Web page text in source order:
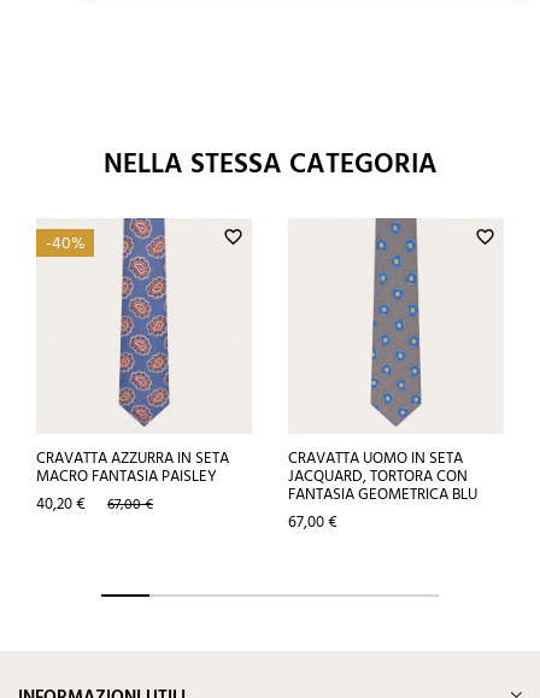
NELLA STESSA CATEGORIA
favorite_border
-40%
CRAVATTA AZZURRA IN SETA
MACRO FANTASIA PAISLEY
Prezzo
40,20 € Prezzo
67,00 €
favorite_border
CRAVATTA UOMO IN SETA
JACQUARD, TORTORA CON
FANTASIA GEOMETRICA BLU
Prezzo
67,00 €